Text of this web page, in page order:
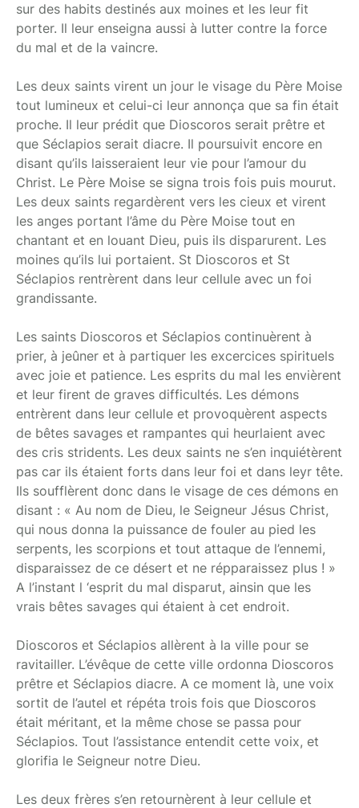
sur des habits destinés aux moines et les leur fit
porter. Il leur enseigna aussi à lutter contre la force
du mal et de la vaincre.
Les deux saints virent un jour le visage du Père Moise
tout lumineux et celui-ci leur annonça que sa fin était
proche. Il leur prédit que Dioscoros serait prêtre et
que Séclapios serait diacre. Il poursuivit encore en
disant qu’ils laisseraient leur vie pour l’amour du
Christ. Le Père Moise se signa trois fois puis mourut.
Les deux saints regardèrent vers les cieux et virent
les anges portant l’âme du Père Moise tout en
chantant et en louant Dieu, puis ils disparurent. Les
moines qu’ils lui portaient. St Dioscoros et St
Séclapios rentrèrent dans leur cellule avec un foi
grandissante.
Les saints Dioscoros et Séclapios continuèrent à
prier, à jeûner et à partiquer les excercices spirituels
avec joie et patience. Les esprits du mal les envièrent
et leur firent de graves difficultés. Les démons
entrèrent dans leur cellule et provoquèrent aspects
de bêtes savages et rampantes qui heurlaient avec
des cris stridents. Les deux saints ne s’en inquiétèrent
pas car ils étaient forts dans leur foi et dans leyr tête.
Ils soufflèrent donc dans le visage de ces démons en
disant : « Au nom de Dieu, le Seigneur Jésus Christ,
qui nous donna la puissance de fouler au pied les
serpents, les scorpions et tout attaque de l’ennemi,
disparaissez de ce désert et ne répparaissez plus ! »
A l’instant l ‘esprit du mal disparut, ainsin que les
vrais bêtes savages qui étaient à cet endroit.
Dioscoros et Séclapios allèrent à la ville pour se
ravitailler. L’évêque de cette ville ordonna Dioscoros
prêtre et Séclapios diacre. A ce moment là, une voix
sortit de l’autel et répéta trois fois que Dioscoros
était méritant, et la même chose se passa pour
Séclapios. Tout l’assistance entendit cette voix, et
glorifia le Seigneur notre Dieu.
Les deux frères s’en retournèrent à leur cellule et